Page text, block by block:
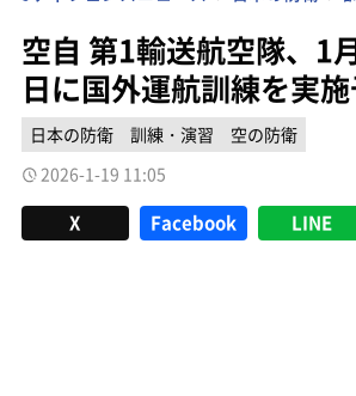
空自 第1輸送航空隊、1
日に国外運航訓練を実
日本の防衛 訓練・演習
空の防衛
2026-1-19 11:05
X Facebook LINE